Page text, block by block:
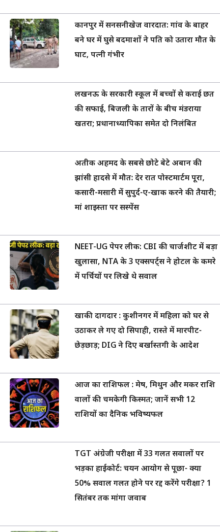
कानपुर में सनसनीखेज वारदात: गांव के बाहर
बने घर में घुसे बदमाशों ने पति को उतारा मौत के
घाट, पत्नी गंभीर
लखनऊ के सरकारी स्कूल में बच्चों से कराई छत
की सफाई, बिजली के तारों के बीच मंडराया
खतरा; प्रधानाध्यापिका समेत दो निलंबित
अतीक अहमद के सबसे छोटे बेटे अबान की
झांसी हादसे में मौत: देर रात पोस्टमार्टम पूरा,
कसारी-मसारी में सुपुर्द-ए-खाक करने की तैयारी;
मां शाइस्ता पर सस्पेंस
NEET-UG पेपर लीक: CBI की चार्जशीट में बड़ा
खुलासा, NTA के 3 एक्सपर्ट्स ने होटल के कमरे
में पर्चियों पर लिखे थे सवाल
खाकी दागदार : कुशीनगर में महिला को घर से
उठाकर ले गए दो सिपाही, रास्ते में मारपीट-
छेड़छाड़; DIG ने दिए बर्खास्तगी के आदेश
आज का राशिफल : मेष, मिथुन और मकर राशि
वालों की चमकेगी किस्मत; जानें सभी 12
राशियों का दैनिक भविष्यफल
TGT अंग्रेजी परीक्षा में 33 गलत सवालों पर
भड़का हाईकोर्ट: चयन आयोग से पूछा- क्या
50% सवाल गलत होने पर रद्द करेंगे परीक्षा? 1
सितंबर तक मांगा जवाब